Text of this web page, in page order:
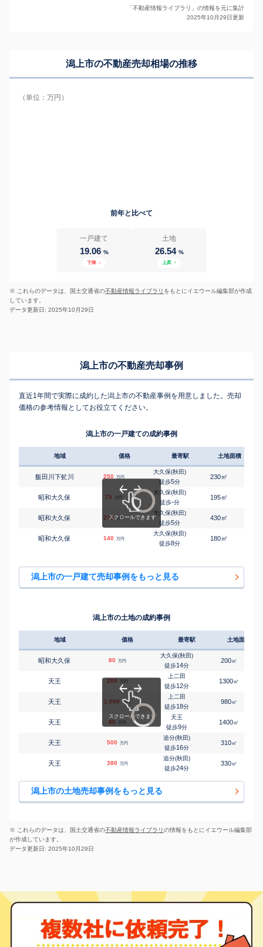
「不動産情報ライブラリ」の情報を元に集計
2025年10月29日更新
潟上市の不動産売却相場の推移
（単位：万円）
前年と比べて
一戸建て
19.06 %
下降 ↓
土地
26.54 %
上昇 ↑
※ これらのデータは、国土交通省の不動産情報ライブラリ をもとにイエウール編集部が作成
しています。
データ更新日: 2025年10月29日
潟上市の不動産売却事例
直近1年間で実際に成約した潟上市の不動産事例を用意しました。売却
価格の参考情報としてお役立てください。
潟上市の一戸建ての成約事例
地域 価格 最寄駅 土地面積
飯田川下虻川 250 万円
大久保(秋田)
徒歩5分
230㎡
昭和大久保 75 万円
大久保(秋田)
徒歩-分
195㎡
昭和大久保 270 万円
大久保(秋田)
徒歩5分
430㎡
昭和大久保 140 万円
大久保(秋田)
徒歩8分
180㎡
潟上市の一戸建て売却事例をもっと見る
潟上市の土地の成約事例
地域 価格 最寄駅 土地面積
昭和大久保 80 万円
大久保(秋田)
徒歩14分
200㎡
天王 200 万円
上二田
徒歩12分
1300㎡
天王 1,000 万円
上二田
徒歩18分
980㎡
天王 80 万円
天王
徒歩9分
1400㎡
天王 500 万円
追分(秋田)
徒歩16分
310㎡
天王 380 万円
追分(秋田)
徒歩24分
330㎡
潟上市の土地売却事例をもっと見る
※ これらのデータは、国土交通省の不動産情報ライブラリの情報をもとにイエウール編集部
が作成しています。
データ更新日: 2025年10月29日